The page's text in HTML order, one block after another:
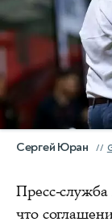
Сергей Юран
Пресс-
что